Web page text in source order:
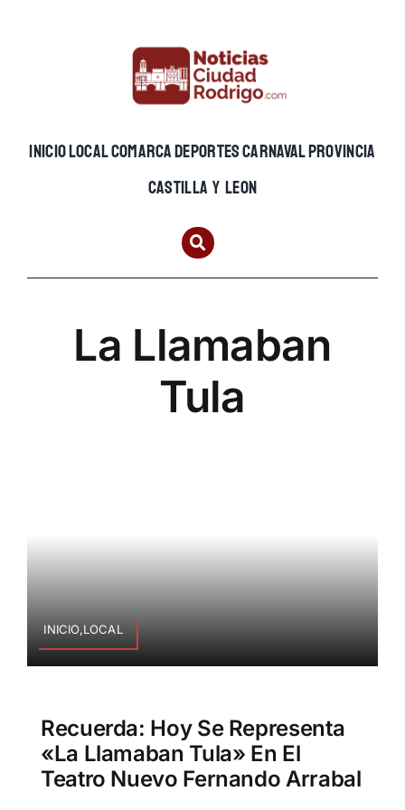
INICIOLOCALCOMARCADEPORTESCARNAVALPROVINCIA
CASTILLA Y LEON
La Llamaban
Tula
INICIO,LOCAL
Recuerda: Hoy Se Representa
«La Llamaban Tula» En El
Teatro Nuevo Fernando Arrabal